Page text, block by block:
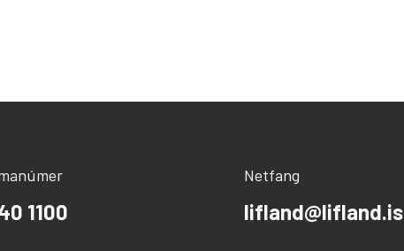
1100
Netfang
lifland@lifland.is